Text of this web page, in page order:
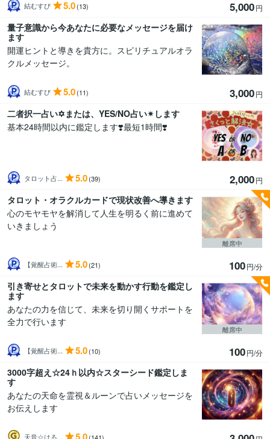
結むすび 5.0(13) 5,000円
量子意識から今あなたに必要なメッセージを届け
ます
開運ヒントと導きを貴方に。スピリチュアルオラ
クルメッセージ。
結むすび 5.0(11) 3,000円
二者択一占い✡または、YES/NO占い✴します
基本24時間以内に鑑定します❣️最短1時間❣️
タロット占... 5.0(39) 2,000円
タロット・オラクルカードで現状改善へ導きます
心のモヤモヤを解消して人生を明るく前に進めて
いきましょう
【覚醒占術... 5.0(21) 100円/分
離席中
引き寄せとタロットで未来を動かす行動を鑑定し
ます
あなたの力を信じて、未来を切り開くサポートを
全力で行います
【覚醒占術... 5.0(10) 100円/分
離席中
3000字超え☆24ｈ以内☆スターシード鑑定しま
す
あなたの天命を霊視＆ルーンで占いメッセージを
お伝えします
天音☆はる...